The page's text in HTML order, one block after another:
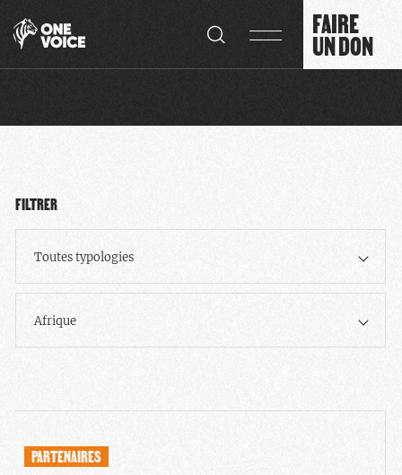
FAIRE
UN DON
FILTRER
Toutes typologies
Afrique
PARTENAIRES